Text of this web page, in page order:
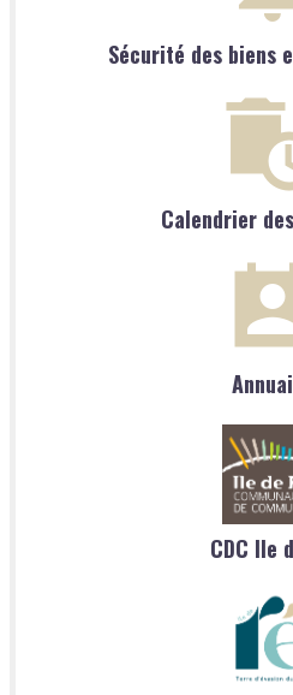
Sécurité des biens
Calendrier
CDC Ile